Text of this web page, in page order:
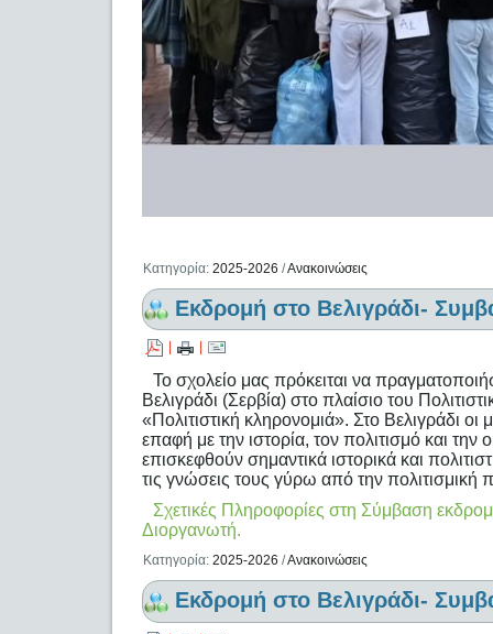
Κατηγορία:2025-2026 /Ανακοινώσεις
Εκδρομή στο Βελιγράδι-
Το σχολείο μας πρόκειται να
Βελιγράδι (Σερβία) στο πλαίσιο του
«Πολιτιστική κληρονομιά». Στο Βελιγράδι οι
επαφή με την ιστορία, τον πολιτισμό και
επισκεφθούν σημαντικά ιστορικά και
τις γνώσεις τους γύρω από την πολιτισμική
Σχετικές Πληροφορίες στη Σύμβαση
Διοργανωτή.
Κατηγορία:2025-2026 /Ανακοινώσεις
Εκδρομή στο Βελιγράδι-